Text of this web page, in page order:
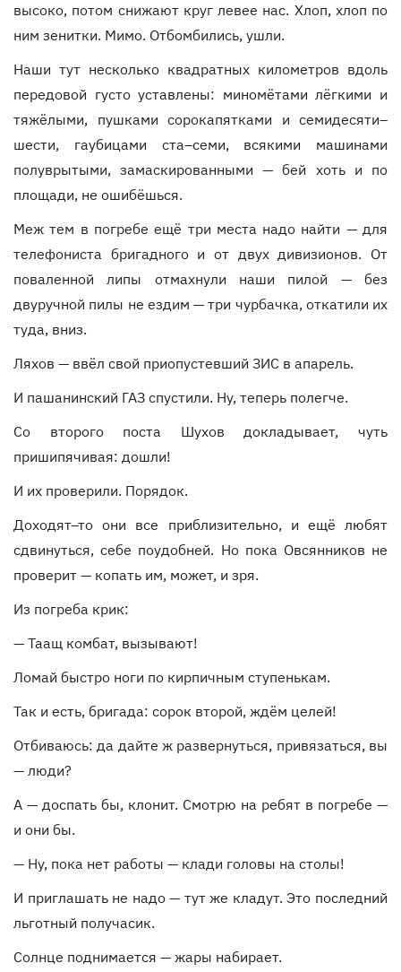
высоко, потом снижают круг левее нас. Хлоп, хлоп по
ним зенитки. Мимо. Отбомбились, ушли.
Наши тут несколько квадратных километров вдоль
передовой густо уставлены: миномётами лёгкими и
тяжёлыми, пушками сорокапятками и семидесяти–
шести, гаубицами ста–семи, всякими машинами
полуврытыми, замаскированными — бей хоть и по
площади, не ошибёшься.
Меж тем в погребе ещё три места надо найти — для
телефониста бригадного и от двух дивизионов. От
поваленной липы отмахнули наши пилой — без
двуручной пилы не ездим — три чурбачка, откатили их
туда, вниз.
Ляхов — ввёл свой приопустевший ЗИС в апарель.
И пашанинский ГАЗ спустили. Ну, теперь полегче.
Со второго поста Шухов докладывает, чуть
пришипячивая: дошли!
И их проверили. Порядок.
Доходят–то они все приблизительно, и ещё любят
сдвинуться, себе поудобней. Но пока Овсянников не
проверит — копать им, может, и зря.
Из погреба крик:
— Таащ комбат, вызывают!
Ломай быстро ноги по кирпичным ступенькам.
Так и есть, бригада: сорок второй, ждём целей!
Отбиваюсь: да дайте ж развернуться, привязаться, вы
— люди?
А — доспать бы, клонит. Смотрю на ребят в погребе —
и они бы.
— Ну, пока нет работы — клади головы на столы!
И приглашать не надо — тут же кладут. Это последний
льготный получасик.
Солнце поднимается — жары набирает.